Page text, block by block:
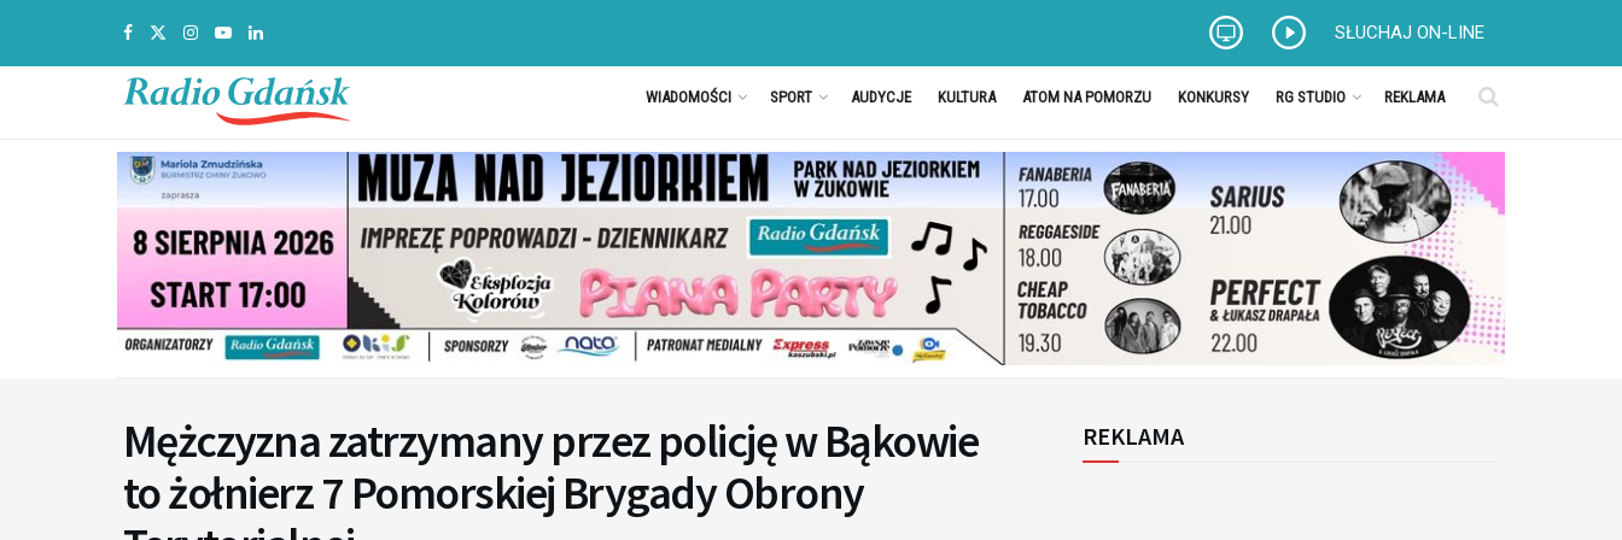
SŁUCHAJ ON-LINE
WIADOMOŚCI SPORT AUDYCJE KULTURA ATOM NA POMORZU KONKURSY RG STUDIO REKLAMA
Mężczyzna zatrzymany przez policję w Bąkowie
to żołnierz 7 Pomorskiej Brygady Obrony
REKLAMA